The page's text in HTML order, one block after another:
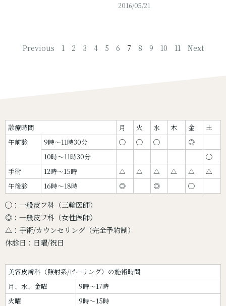
2016/05/21
Previous 1 2 3 4 5 6 7 8 9 10 11 Next
診療時間 月 火 水 木 金
土
午前診
9時〜11時30分 ◯ ◯ ◯
◎
10時〜11時30分
◯
手術
12時〜15時 △ △ △ △ △
△
午後診
16時〜18時 ◎ ◎ ◯
◯：一般皮フ科（三輪医師）
◎：一般皮フ科（女性医師）
△：手術/カウンセリング（完全予約制）
休診日：日曜/祝日
美容皮膚科（照射系/ピーリング）の施術時間
月、水、金曜
9時～17時
火曜
9時～15時